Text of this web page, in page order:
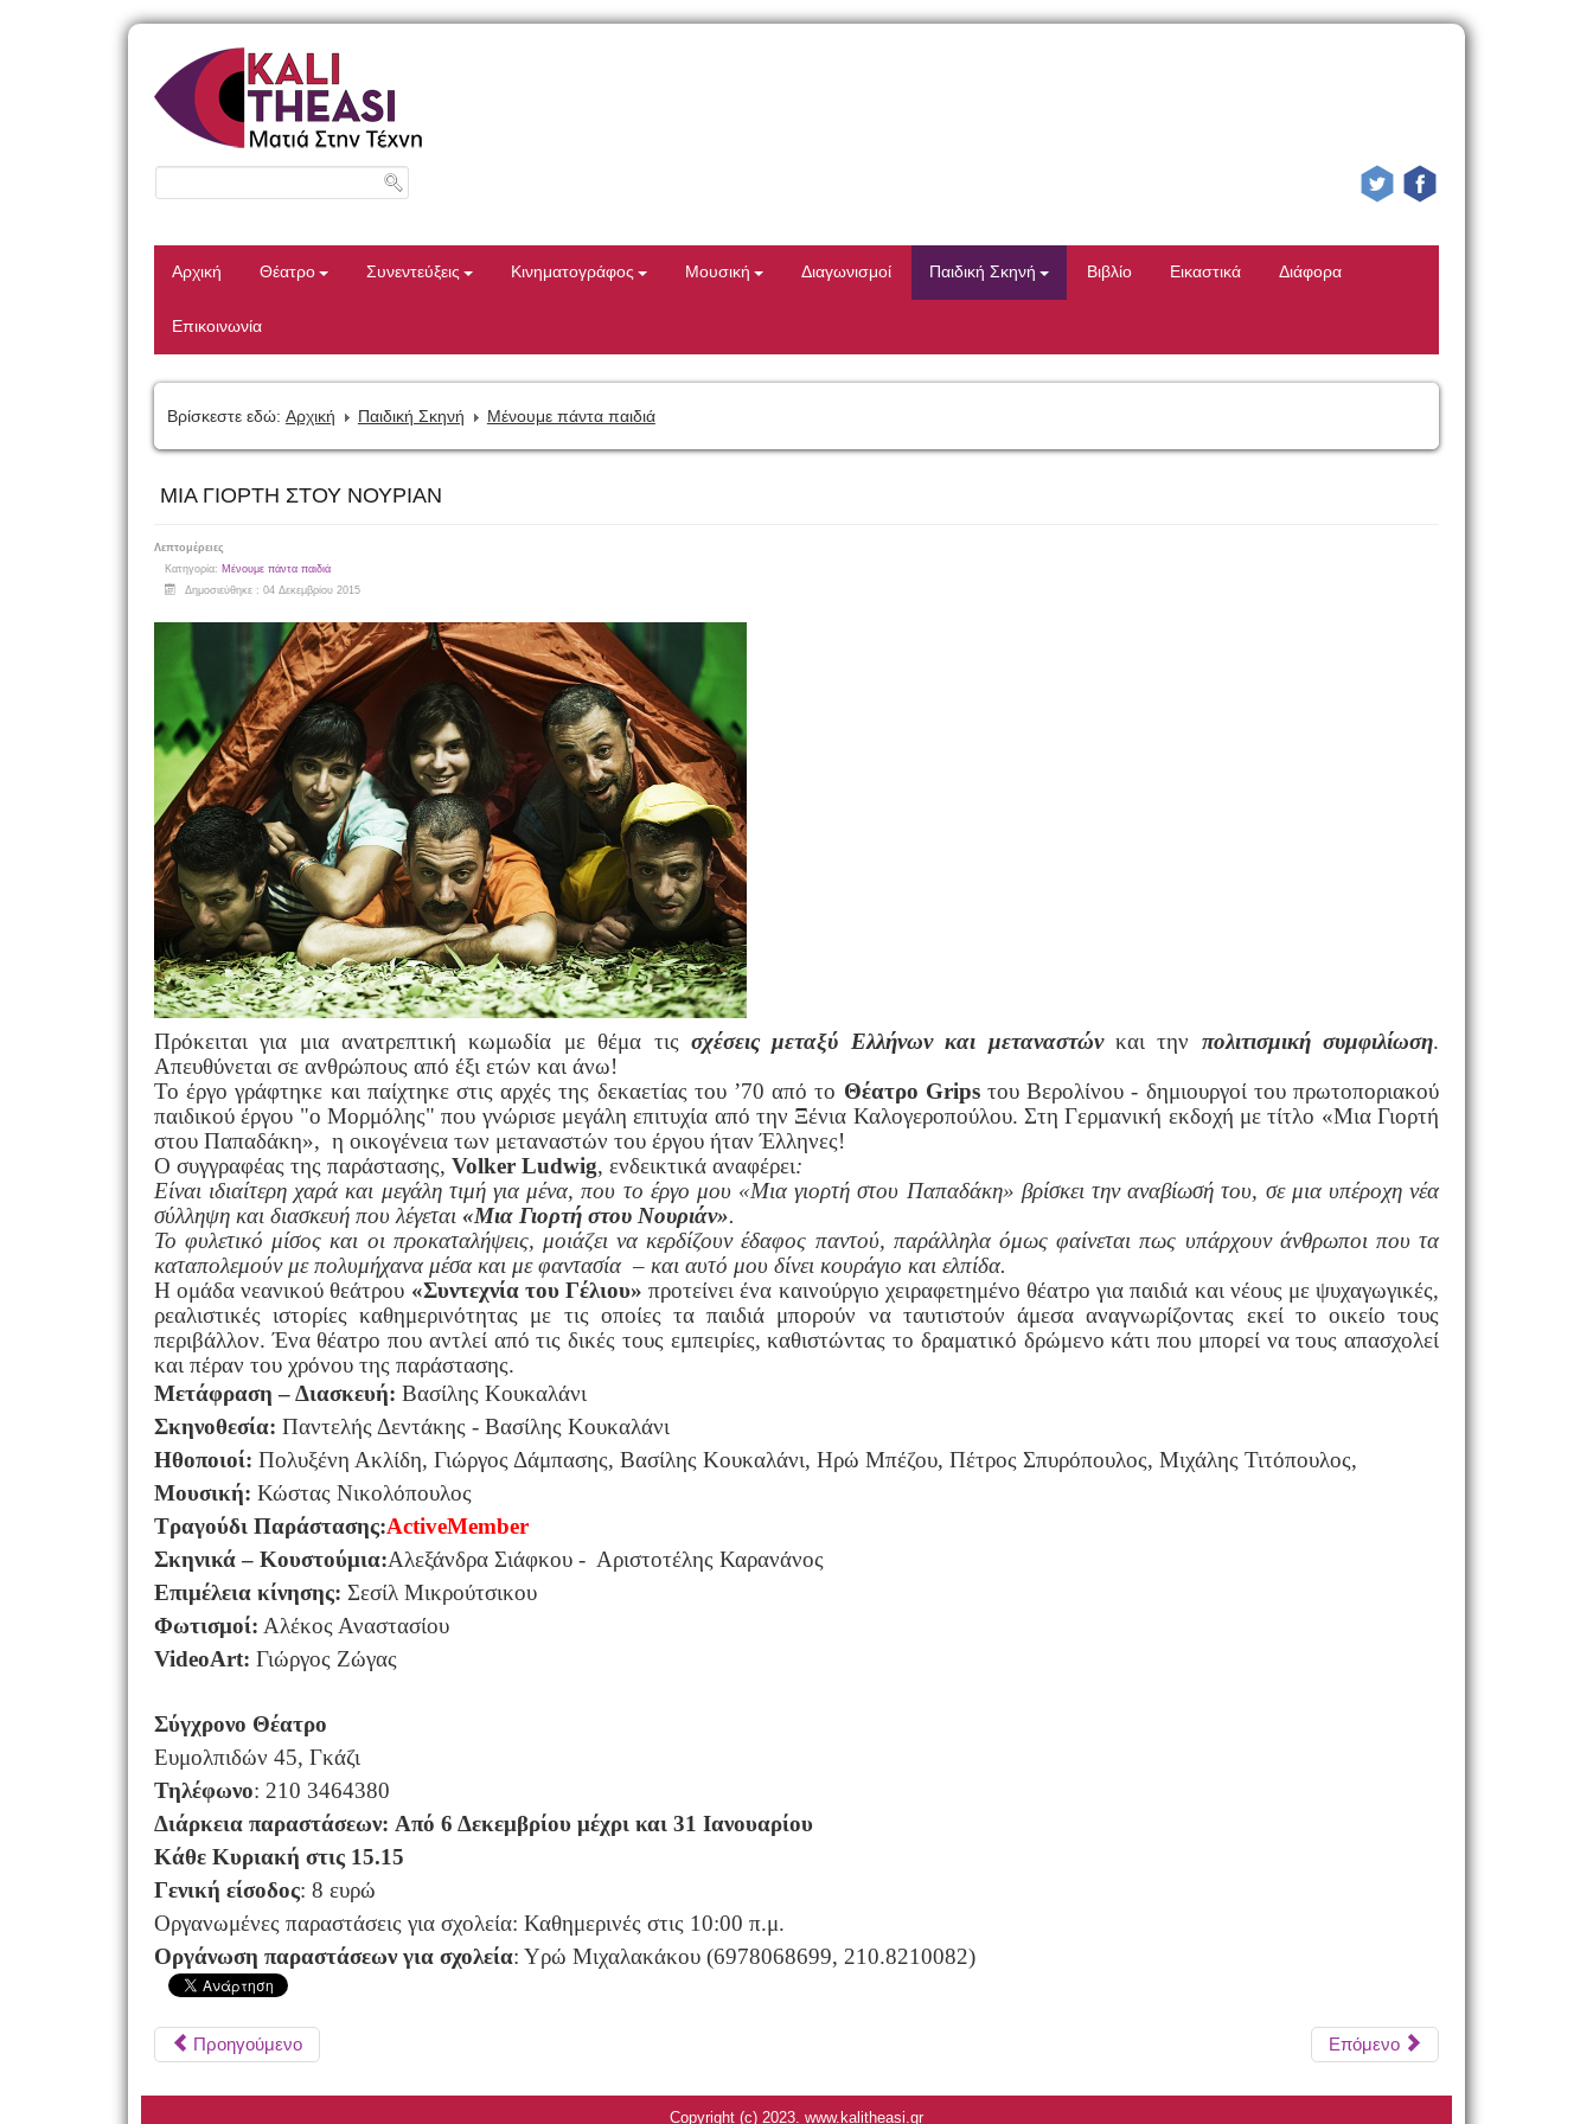
Αρχική Θέατρο Συνεντεύξεις Κινηματογράφος Μουσική Διαγωνισμοί Παιδική Σκηνή Βιβλίο Εικαστικά Διάφορα
Επικοινωνία
Βρίσκεστε εδώ: Αρχική Παιδική Σκηνή Μένουμε πάντα παιδιά
ΜΙΑ ΓΙΟΡΤΗ ΣΤΟΥ ΝΟΥΡΙΑΝ
Λεπτομέρειες
Κατηγορία: Μένουμε πάντα παιδιά
Δημοσιεύθηκε : 04 Δεκεμβρίου 2015
Πρόκειται για μιαανατρεπτική κωμωδία με θέμα τις σχέσεις μεταξύ Ελλήνων και μεταναστώνκαι την πολιτισμική συμφιλίωση.
Απευθύνεται σε ανθρώπους από έξι ετών και άνω!
Το έργο γράφτηκε και παίχτηκε στις αρχές της δεκαετίας του ’70 από το Θέατρο Gripsτου Βερολίνου - δημιουργοί του πρωτοποριακού
παιδικού έργου "ο Μορμόλης" που γνώρισε μεγάλη επιτυχία από την Ξένια Καλογεροπούλου. Στη Γερμανική εκδοχή με τίτλο «Μια Γιορτή
στου Παπαδάκη», η οικογένεια των μεταναστών του έργου ήταν Έλληνες!
Ο συγγραφέας της παράστασης, Volker Ludwig, ενδεικτικά αναφέρει:
Είναι ιδιαίτερη χαρά και μεγάλη τιμή για μένα, που το έργο μου «Μια γιορτή στου Παπαδάκη» βρίσκει την αναβίωσή του, σε μια υπέροχη νέα
σύλληψη και διασκευή που λέγεται «Μια Γιορτή στου Νουριάν».
Το φυλετικό μίσος και οι προκαταλήψεις, μοιάζει να κερδίζουν έδαφος παντού, παράλληλα όμως φαίνεται πως υπάρχουν άνθρωποι που τα
καταπολεμούν με πολυμήχανα μέσα και με φαντασία – και αυτό μου δίνει κουράγιο και ελπίδα.
Η ομάδα νεανικού θεάτρου «Συντεχνία του Γέλιου» προτείνει ένα καινούργιο χειραφετημένο θέατρο για παιδιά και νέους με ψυχαγωγικές,
ρεαλιστικές ιστορίες καθημερινότητας με τις οποίες τα παιδιά μπορούν να ταυτιστούν άμεσα αναγνωρίζοντας εκεί το οικείο τους
περιβάλλον. Ένα θέατρο που αντλεί από τις δικές τους εμπειρίες, καθιστώντας το δραματικό δρώμενο κάτι που μπορεί να τους απασχολεί
και πέραν του χρόνου της παράστασης.
Μετάφραση – Διασκευή: Βασίλης Κουκαλάνι
Σκηνοθεσία: Παντελής Δεντάκης - Βασίλης Κουκαλάνι
Ηθοποιοί: Πολυξένη Ακλίδη, Γιώργος Δάμπασης, Βασίλης Κουκαλάνι, Ηρώ Μπέζου, Πέτρος Σπυρόπουλος, Μιχάλης Τιτόπουλος,
Μουσική: Κώστας Νικολόπουλος
Τραγούδι Παράστασης:ActiveMember
Σκηνικά – Κουστούμια:Aλεξάνδρα Σιάφκου - Αριστοτέλης Καρανάνος
Επιμέλεια κίνησης: Σεσίλ Μικρούτσικου
Φωτισμοί: Αλέκος Αναστασίου
VideoArt: Γιώργος Ζώγας
Σύγχρονο Θέατρο
Ευμολπιδών 45, Γκάζι
Τηλέφωνο: 210 3464380
Διάρκεια παραστάσεων: Από 6 Δεκεμβρίου μέχρι και 31 Ιανουαρίου
Κάθε Κυριακή στις 15.15
Γενική είσοδος: 8 ευρώ
Οργανωμένες παραστάσεις για σχολεία: Καθημερινές στις 10:00 π.μ.
Οργάνωση παραστάσεων για σχολεία: Υρώ Μιχαλακάκου (6978068699, 210.8210082)
Προηγούμενο Επόμενο
Copyright (c) 2023. www.kalitheasi.gr